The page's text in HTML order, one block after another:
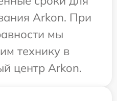
Arkon. При
мы
технику в
центр Arkon.